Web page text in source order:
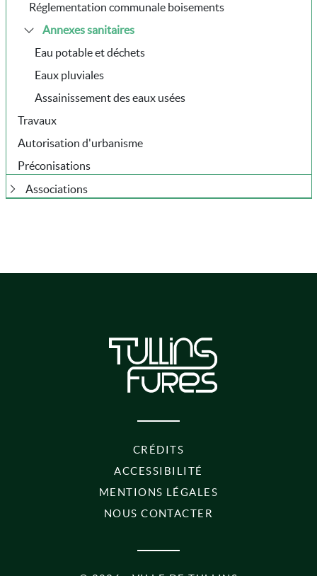
Réglementation communale boisements
Annexes sanitaires
Eau potable et déchets
Eaux pluviales
Assainissement des eaux usées
Travaux
Autorisation d'urbanisme
Préconisations
Associations
CRÉDITS
ACCESSIBILITÉ
MENTIONS LÉGALES
NOUS CONTACTER